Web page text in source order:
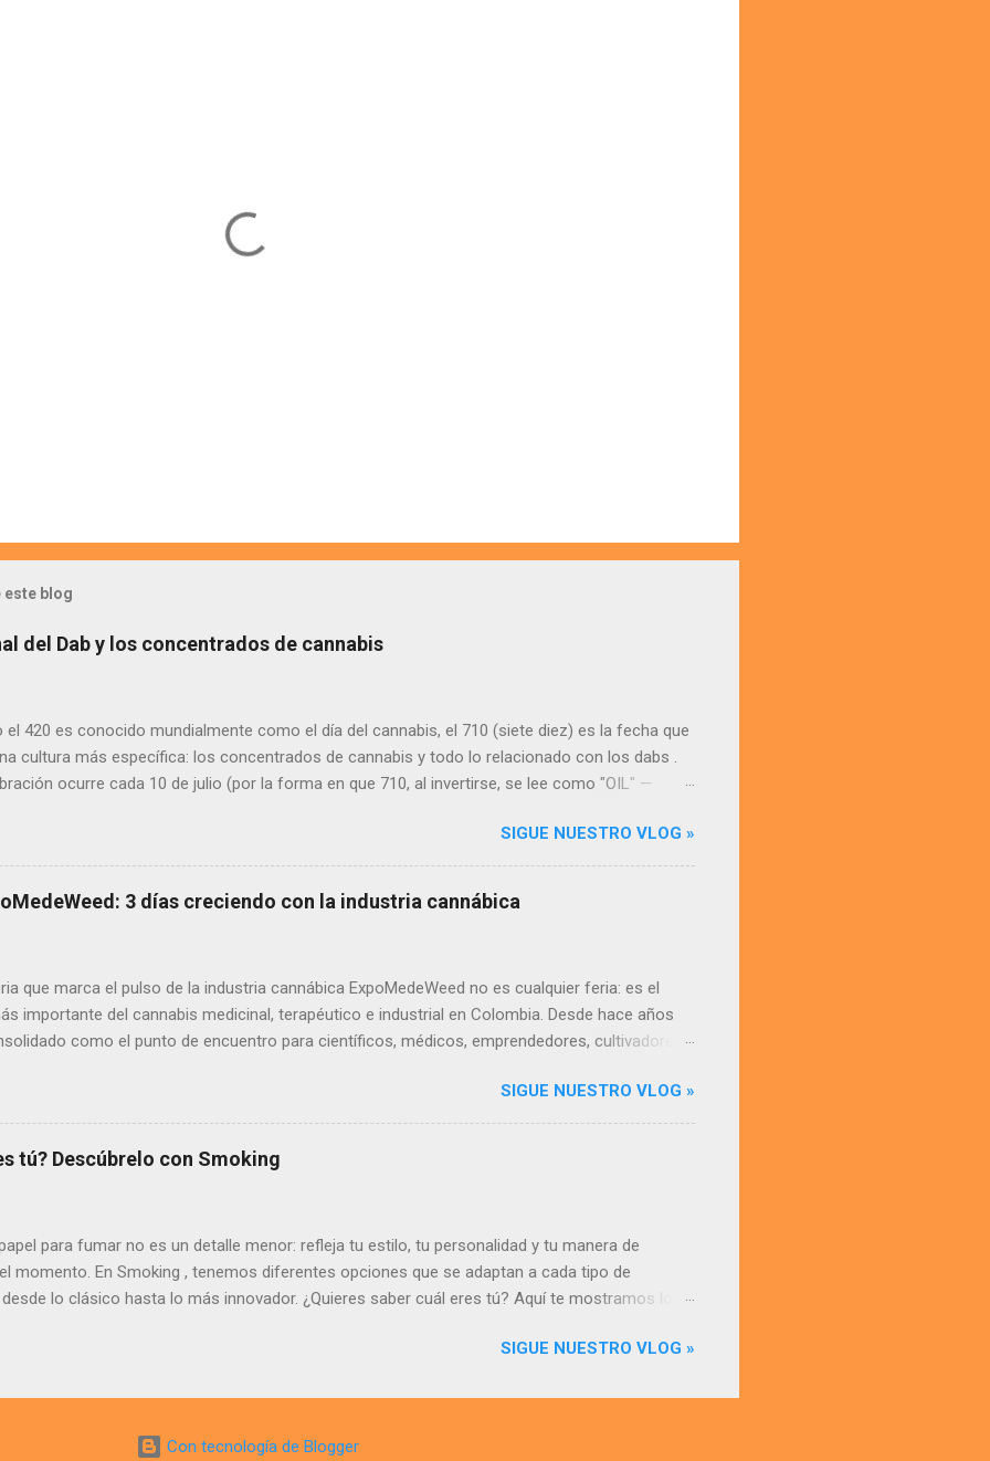
este blog
del Dab y los concentrados de cannabis
420 es conocido mundialmente como el día del cannabis, el 710 (siete diez) es la fecha que
cultura más específica: los concentrados de cannabis y todo lo relacionado con los dabs .
ocurre cada 10 de julio (por la forma en que 710, al invertirse, se lee como "OIL" —
del cannabis que contienen una alta proporción de cannabinoides, especialmente THC o
sustancias se presentan en formas como wax, shatter, rosin, resin o crumble , y se
con herramientas como rigs , vaporizadores o e-nails . El 710 se ha convertido en un símbolo
quienes prefieren métodos más potentes, limpios y modernos de consumir cannabis
SIGUE NUESTRO VLOG »
3 días creciendo con la industria cannábica
que marca el pulso de la industria cannábica ExpoMedeWeed no es cualquier feria: es el
importante del cannabis medicinal, terapéutico e industrial en Colombia. Desde hace años
como el punto de encuentro para científicos, médicos, emprendedores, cultivadores,
nacen. Este 2025 no fue la excepción. Medellín nos recibió con un ambiente cargado de
colores y propuestas que confirman lo que siempre hemos creído en Mercannabico: la
cannábica está creciendo, madurando y profesionalizándose. 🚀 ¿Por qué fuimos a
Mercannabico es más que un marketplace. Somos un puente digital entre marcas
SIGUE NUESTRO VLOG »
tú? Descúbrelo con Smoking
para fumar no es un detalle menor: refleja tu estilo, tu personalidad y tu manera de
momento. En Smoking , tenemos diferentes opciones que se adaptan a cada tipo de
lo clásico hasta lo más innovador. ¿Quieres saber cuál eres tú? Aquí te mostramos los
mantener la tradición, el Smoking Regular #7 es perfecto para ti. Un papel confiable, práctico y
Ideal para: quienes buscan un papel de liar de tamaño estándar. Smoking Medium
perfecto Si te gusta lo intermedio, ni tan corto ni tan largo, el Smoking Medium #9 es tu
SIGUE NUESTRO VLOG »
Con tecnología de Blogger